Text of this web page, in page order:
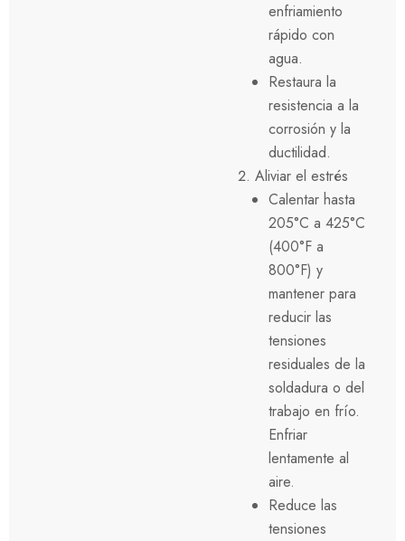
enfriamiento
rápido con
agua.
Restaura la
resistencia a la
corrosión y la
ductilidad.
Aliviar el estrés
Calentar hasta
205°C a 425°C
(400°F a
800°F) y
mantener para
reducir las
tensiones
residuales de la
soldadura o del
trabajo en frío.
Enfriar
lentamente al
aire.
Reduce las
tensiones